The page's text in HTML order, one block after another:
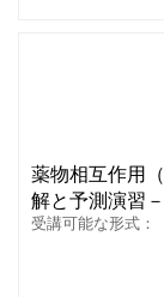
薬物相互作用
解と予測演習－
受講可能な形式：